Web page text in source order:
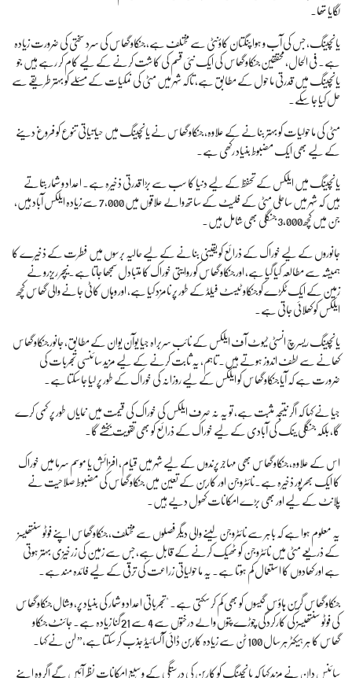
لگایا تھا۔
یانچینگ، جس کی آب و ہوا پنگتان کاؤنٹی سے مختلف ہے، جنکاو گھاس کی سرد سختی کی ضرورت زیادہ
ہے۔ فی الحال، محققین جنکاو گھاس کی ایک نئی قسم کی کاشت کرنے کے لیے کام کر رہے ہیں جو
یانچینگ میں قدرتی ماحول کے مطابق ہے، تاکہ شہر میں مٹی کی نمکیات کے مسئلے کو بہتر طریقے سے
حل کیا جا سکے۔
مٹی کی ماحولیات کو بہتر بنانے کے علاوہ، جنکاو گھاس نے یانچینگ میں حیاتیاتی تنوع کو فروغ دینے
کے لیے بھی ایک مضبوط بنیاد رکھی ہے۔
یانچینگ میں ایلکس کے تحفظ کے لیے دنیا کا سب سے بڑا قدرتی ذخیرہ ہے۔ اعداد و شمار بتاتے
ہیں کہ شہر میں ساحلی مٹی کے فلیٹ کے ساتھ والے علاقوں میں 7,000 سے زیادہ ایلکس آباد ہیں،
جن میں کچھ 3,000 جنگلی بھی شامل ہیں۔
جانوروں کے لیے خوراک کے ذرائع کو یقینی بنانے کے لیے حالیہ برسوں میں فطرت کے ذخیرے کا
ہمیشہ سے مطالعہ کیا گیا ہے، اور جنکاو گھاس کو روایتی خوراک کا متبادل سمجھا جاتا ہے۔نیچر ریزرو نے
زمین کے ایک ٹکڑے کو جنکاو ٹیسٹ فیلڈ کے طور پر نامزد کیا ہے، اور وہاں کاٹی جانے والی گھاس کچھ
ایلکس کو کھلائی جاتی ہے۔
یانچینگ ریسرچ انسٹی ٹیوٹ آف ایلکس کے نائب سربراہ جیا یوآن یوان کے مطابق، جانور جنکاو گھاس
کھانے سے لطف اندوز ہوتے ہیں۔ تاہم، یہ ثابت کرنے کے لیے مزید سائنسی تجربات کی
ضرورت ہے کہ آیا جنکاو گھاس کو ایلکس کے لیے روزانہ کی خوراک کے طور پر لیا جا سکتا ہے۔
جیا نے کہا کہ اگر نتیجہ مثبت ہے، تو یہ نہ صرف ایلکس کی خوراک کی قیمت میں نمایاں طور پر کمی کرے
گا، بلکہ جنگلی ینک کی آبادی کے لیے خوراک کے ذرائع کو بھی تقویت بخشے گا۔
اس کے علاوہ، جنکاو گھاس بھی مہاجر پرندوں کے لیے شہر میں قیام، افزائش یا موسم سرما میں خوراک
کا ایک بھرپور ذخیرہ ہے۔ نائٹروجن اور کاربن کے تعین میں جنکاو گھاس کی مضبوط صلاحیت نے
پلانٹ کے لیے اور بھی بڑے امکانات کھول دیے ہیں۔
یہ معلوم ہوا ہے کہ باہر سے نائٹروجن لینے والی دیگر فصلوں سے مختلف، جنکاو گھاس اپنے فوٹو سنتھیسز
کے ذریعے مٹی میں نائٹروجن کو ٹھیک کرنے کے قابل ہے، جس سے زمین کی زرخیزی بہتر ہوتی
ہے اور کھادوں کا استعمال کم ہوتا ہے۔ یہ ماحولیاتی زراعت کی ترقی کے لیے فائدہ مند ہے۔
جنکاو گھاس گرین ہاؤس گیسوں کو بھی کم کر سکتی ہے۔ "تجرباتی اعداد و شمار کی بنیاد پر، وشال جنکاو گھاس
کی فوٹو سنتھیسز کی کارکردگی چوڑے پتوں والے درختوں سے 4 سے 21 گنا زیادہ ہے۔ جائنٹ جنکاو
گھاس کا ہر ہیکٹر ہر سال 100 ٹن سے زیادہ کاربن ڈائی آکسائیڈ جذب کر سکتا ہے،” لن نے کہا۔
سائنس دان نے مزید کہا کہ یانچینگ کو کاربن کی درستگی کے وسیع امکانات نظر آئیں گے اگر وہ اپنے